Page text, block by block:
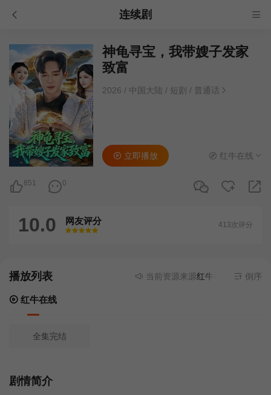
连续剧
神龟寻宝，我带嫂子发家
致富
2026 / 中国大陆 / 短剧 / 普通话
851 0
立即播放 红牛在线
10.0 网友评分
很差
较差还行推荐力荐
413次评分
播放列表 当前资源来源红牛在线 - 无需安装
倒序
红牛在线
全集完结
剧情简介